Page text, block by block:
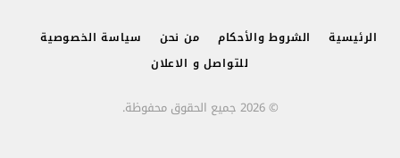
الرئيسية الشروط والأحكام من نحن
سياسة الخصوصية
للتواصل و الاعلان
© 2026 جميع الحقوق محفوظة.